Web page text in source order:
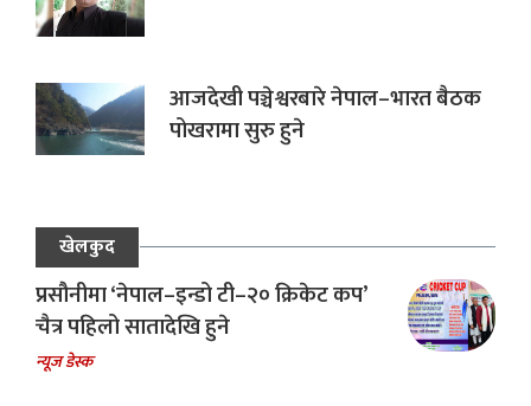
आजदेखी पञ्चेश्वरबारे नेपाल–भारत बैठक
पोखरामा सुरु हुने
खेलकुद
प्रसौनीमा ‘नेपाल–इन्डो टी–२० क्रिकेट कप’
चैत्र पहिलो सातादेखि हुने
न्यूज डेस्क